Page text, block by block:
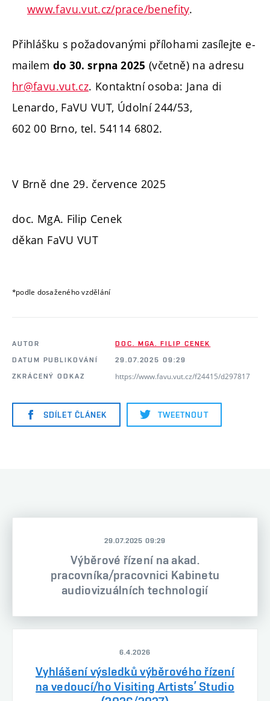
www.favu.vut.cz/prace/benefity.
Přihlášku s požadovanými přílohami zasílejte e-
mailem do 30. srpna 2025 (včetně) na adresu
hr@favu.vut.cz. Kontaktní osoba: Jana di
Lenardo, FaVU VUT, Údolní 244/53,
602 00 Brno, tel. 54114 6802.
V Brně dne 29. července 2025
doc. MgA. Filip Cenek
děkan FaVU VUT
*podle dosaženého vzdělání
AUTOR
DOC. MGA. FILIP CENEK
DATUM PUBLIKOVÁNÍ
29.07.2025 09:29
ZKRÁCENÝ ODKAZ
https://www.favu.vut.cz/f24415/d297817
SDÍLET ČLÁNEK TWEETNOUT
29.07.2025 09:29
Výběrové řízení na akad.
pracovníka/pracovnici Kabinetu
audiovizuálních technologií
6.4.2026
Vyhlášení výsledků výběrového řízení
na vedoucí/ho Visiting Artists’ Studio